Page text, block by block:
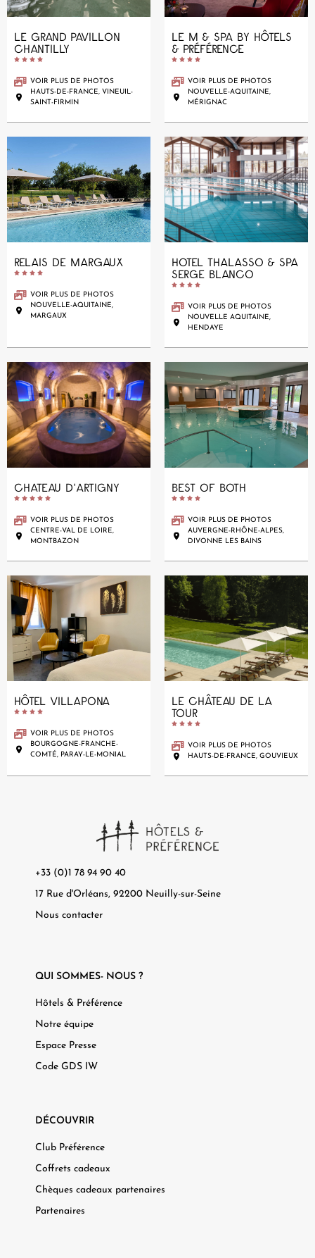
LE GRAND PAVILLON
CHANTILLY
   
VOIR PLUS DE PHOTOS
HAUTS-DE-FRANCE, VINEUIL-
SAINT-FIRMIN
LE M & SPA BY HÔTELS
& PRÉFÉRENCE
   
VOIR PLUS DE PHOTOS
NOUVELLE-AQUITAINE,
MÉRIGNAC
RELAIS DE MARGAUX
   
VOIR PLUS DE PHOTOS
NOUVELLE-AQUITAINE,
MARGAUX
HOTEL THALASSO & SPA
SERGE BLANCO
   
VOIR PLUS DE PHOTOS
NOUVELLE AQUITAINE,
HENDAYE
CHATEAU D'ARTIGNY
    
VOIR PLUS DE PHOTOS
CENTRE-VAL DE LOIRE,
MONTBAZON
BEST OF BOTH
   
VOIR PLUS DE PHOTOS
AUVERGNE-RHÔNE-ALPES,
DIVONNE LES BAINS
HÔTEL VILLAPONA
   
VOIR PLUS DE PHOTOS
BOURGOGNE-FRANCHE-
COMTÉ, PARAY-LE-MONIAL
LE CHÂTEAU DE LA
TOUR
   
VOIR PLUS DE PHOTOS
HAUTS-DE-FRANCE, GOUVIEUX
+33 (0)1 78 94 90 40
17 Rue d'Orléans, 92200 Neuilly-sur-Seine
Nous contacter
QUI SOMMES- NOUS ?
Hôtels & Préférence
Notre équipe
Espace Presse
Code GDS IW
DÉCOUVRIR
Club Préférence
Coffrets cadeaux
Chèques cadeaux partenaires
Partenaires